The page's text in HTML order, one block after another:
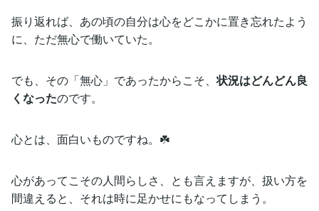
振り返れば、あの頃の自分は心をどこかに置き忘れたよう
に、ただ無心で働いていた。
でも、その「無心」であったからこそ、状況はどんどん良
くなったのです。
心とは、面白いものですね。☘️
心があってこその人間らしさ、とも言えますが、扱い方を
間違えると、それは時に足かせにもなってしまう。